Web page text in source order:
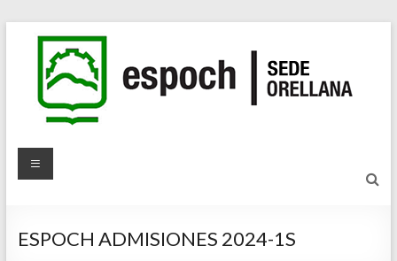
ESPOCH ADMISIONES 2024-1S